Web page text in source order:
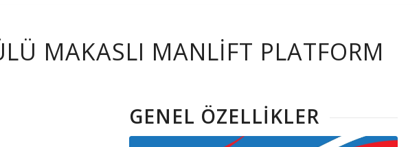
MAKASLI MANLIFT PLATFORM
GENEL ÖZELLIKLER